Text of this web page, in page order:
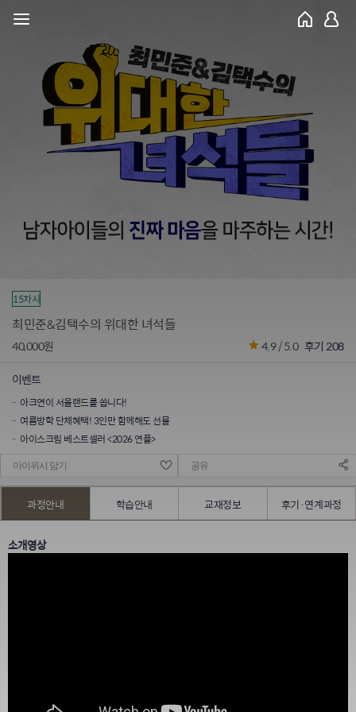
15차시
최민준&김택수의 위대한 녀석들
40,000원 4.9 / 5.0 후기 208
이벤트
아크연이 서울랜드를 쏩니다!
여름방학 단체혜택! 3인만 함께해도 선물
아이스크림 베스트셀러 <2026 연플>
마이위시 담기 공유
과정안내 학습안내 교재정보 후기·연계과정
소개영상